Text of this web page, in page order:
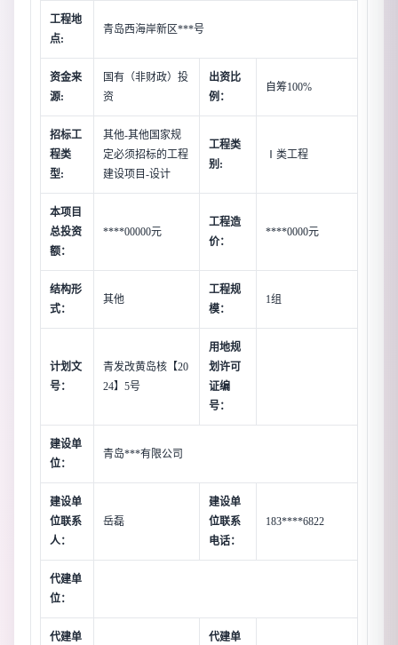
工程地
点:
青岛西海岸新区***号
资金来
源:
国有（非财政）投
资
出资比
例：
自筹100%
招标工
程类
型:
其他-其他国家规
定必须招标的工程
建设项目-设计
工程类
别:
Ⅰ类工程
本项目
总投资
额：
****00000元
工程造
价：
****0000元
结构形
式：
其他
工程规
模：
1组
计划文
号：
青发改黄岛核【20
24】5号
用地规
划许可
证编
号：
建设单
位：
青岛***有限公司
建设单
位联系
人：
岳磊
建设单
位联系
电话：
183****6822
代建单
位：
代建单
代建单